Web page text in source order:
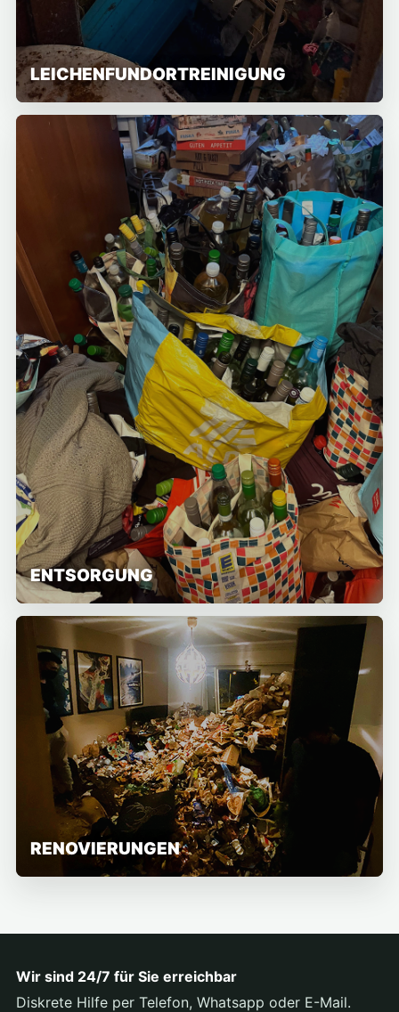
LEICHENFUNDORTREINIGUNG
ENTSORGUNG
RENOVIERUNGEN
Wir sind 24/7 für Sie erreichbar
Diskrete Hilfe per Telefon, Whatsapp oder E-Mail.